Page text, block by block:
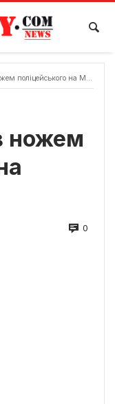
на Миргородщині
ножем
0